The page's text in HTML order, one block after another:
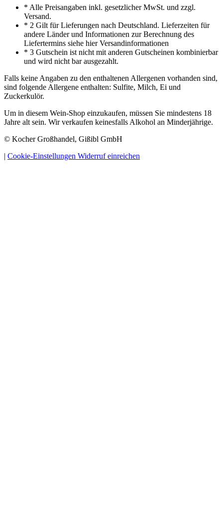
* Alle Preisangaben inkl. gesetzlicher MwSt. und zzgl.
Versand.
* 2 Gilt für Lieferungen nach Deutschland. Lieferzeiten für
andere Länder und Informationen zur Berechnung des
Liefertermins siehe hier Versandinformationen
* 3 Gutschein ist nicht mit anderen Gutscheinen kombinierbar
und wird nicht bar ausgezahlt.
Falls keine Angaben zu den enthaltenen Allergenen vorhanden sind,
sind folgende Allergene enthalten: Sulfite, Milch, Ei und
Zuckerkulör.
Um in diesem Wein-Shop einzukaufen, müssen Sie mindestens 18
Jahre alt sein. Wir verkaufen keinesfalls Alkohol an Minderjährige.
© Kocher Großhandel, Gißibl GmbH
| Cookie-Einstellungen Widerruf einreichen